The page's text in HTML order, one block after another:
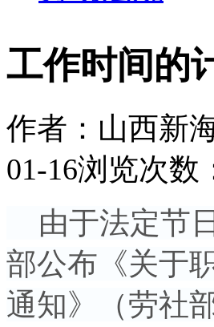
工作时间的
作者：山西新
01-16浏览次数
由于法定节
部公布《关于
通知》（劳社